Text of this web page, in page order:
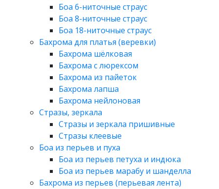
Боа 6-ниточные страус
Боа 8-ниточные страус
Боа 18-ниточные страус
Бахрома для платья (веревки)
Бахрома шёлковая
Бахрома с люрексом
Бахрома из пайеток
Бахрома лапша
Бахрома нейлоновая
Стразы, зеркала
Стразы и зеркала пришивные
Стразы клеевые
Боа из перьев и пуха
Боа из перьев петуха и индюка
Боа из перьев марабу и шанделла
Бахрома из перьев (перьевая лента)